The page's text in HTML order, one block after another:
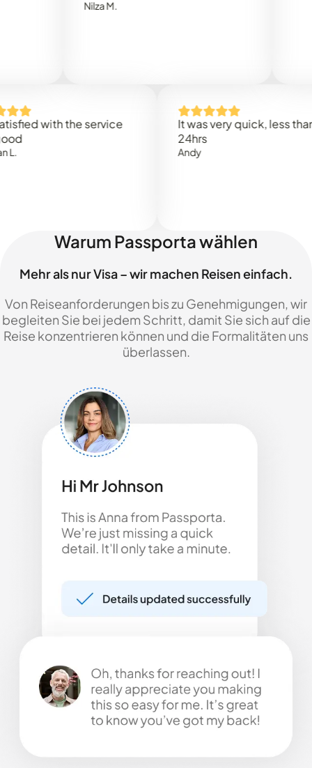
with the service
It was very quick, less than
Warum Passporta wählen
Mehr als nur Visa – wir machen Reisen einfach.
Von Reiseanforderungen bis zu Genehmigungen, wir
begleiten Sie bei jedem Schritt, damit Sie sich auf die
Reise konzentrieren können und die Formalitäten uns
überlassen.